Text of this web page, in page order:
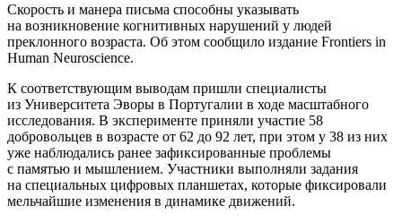
Скорость и манера письма способны указывать
на возникновение когнитивных нарушений у людей
преклонного возраста. Об этом сообщило издание Frontiers in
Human Neuroscience.
К соответствующим выводам пришли специалисты
из Университета Эворы в Португалии в ходе масштабного
исследования. В эксперименте приняли участие 58
добровольцев в возрасте от 62 до 92 лет, при этом у 38 из них
уже наблюдались ранее зафиксированные проблемы
с памятью и мышлением. Участники выполняли задания
на специальных цифровых планшетах, которые фиксировали
мельчайшие изменения в динамике движений.